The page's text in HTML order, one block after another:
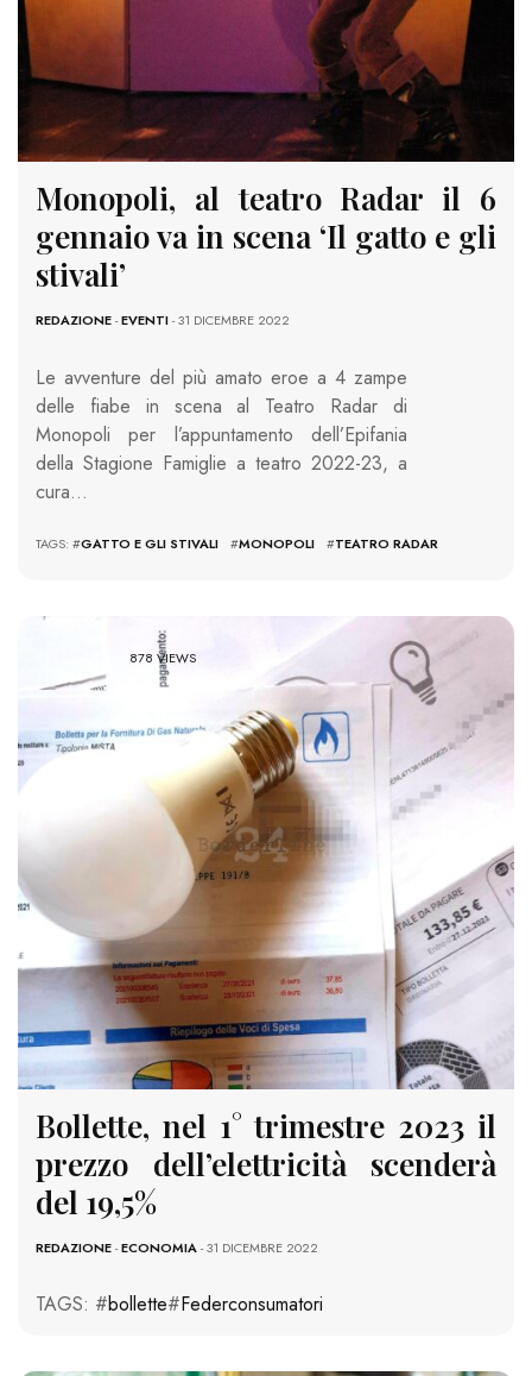
Monopoli, al teatro Radar il 6
gennaio va in scena ‘Il gatto e gli
stivali’
REDAZIONE-EVENTI- 31 DICEMBRE 2022
Le avventure del più amato eroe a 4 zampe
delle fiabe in scena al Teatro Radar di
Monopoli per l’appuntamento dell’Epifania
della Stagione Famiglie a teatro 2022-23, a
cura…
TAGS: #GATTO E GLI STIVALI #MONOPOLI #TEATRO RADAR
878 VIEWS
Bollette, nel 1° trimestre 2023 il
prezzo dell’elettricità scenderà
del 19,5%
REDAZIONE-ECONOMIA- 31 DICEMBRE 2022
TAGS: #bollette#Federconsumatori